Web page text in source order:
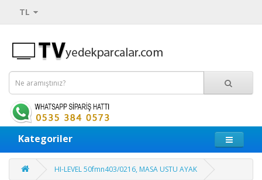
TL
Kategoriler
HI-LEVEL 50fmn403/0216, MASA USTU AYAK